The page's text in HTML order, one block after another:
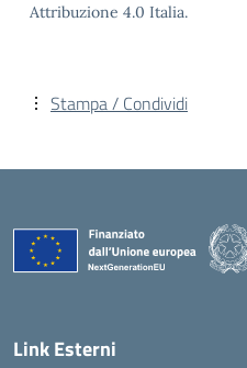
Attribuzione 4.0 Italia.
Stampa / Condividi
Link Esterni